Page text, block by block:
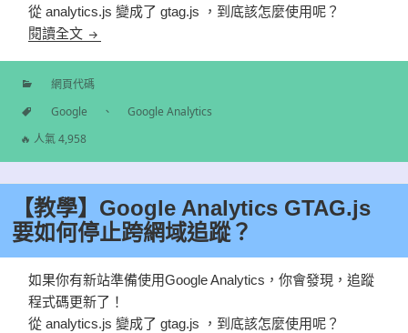
從analytics.js 變成了 gtag.js ，到底該怎麼使用呢？
閱讀全文 【教學】Google Analytics GTAG.js 要如何設定User
分
網頁代碼
標
Google 、
Google Analytics
🔥 人氣 4,958
【教學】Google Analytics GTAG.js
要如何停止跨網域追蹤？
如果你有新站準備使用Google Analytics，你會發現，追蹤
程式碼更新了！
從analytics.js 變成了 gtag.js ，到底該怎麼使用呢？